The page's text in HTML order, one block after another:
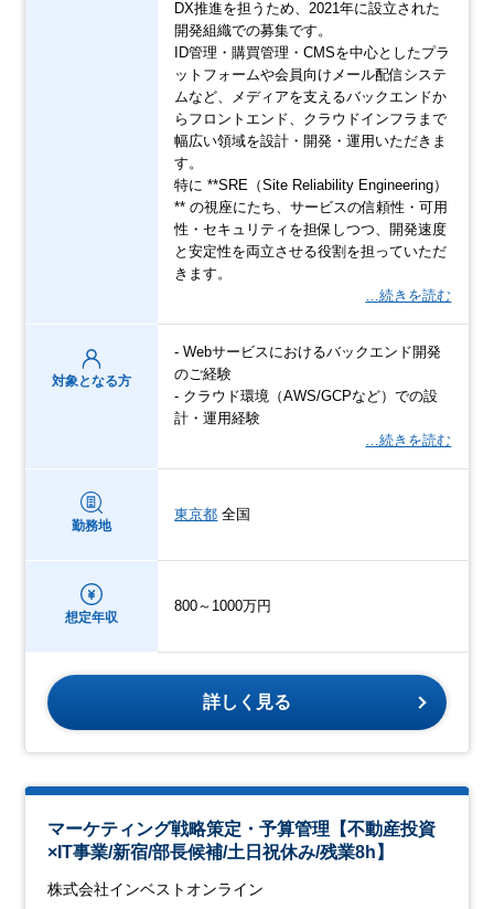
DX推進を担うため、2021年に設立された
開発組織での募集です。
ID管理・購買管理・CMSを中心としたプラ
ットフォームや会員向けメール配信システ
ムなど、メディアを支えるバックエンドか
らフロントエンド、クラウドインフラまで
幅広い領域を設計・開発・運用いただきま
す。
特に **SRE（Site Reliability Engineering）
** の視座にたち、サービスの信頼性・可用
性・セキュリティを担保しつつ、開発速度
と安定性を両立させる役割を担っていただ
きます。
…続きを読む
対象となる方
- Webサービスにおけるバックエンド開発
のご経験
- クラウド環境（AWS/GCPなど）での設
計・運用経験
…続きを読む
勤務地
東京都 全国
想定年収
800～1000万円
詳しく見る
マーケティング戦略策定・予算管理【不動産投資
×IT事業/新宿/部長候補/土日祝休み/残業8h】
株式会社インベストオンライン